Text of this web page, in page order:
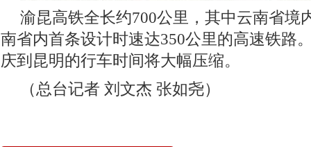
渝昆高铁全长约700公里，其中云南省境
南省内首条设计时速达350公里的高速铁路
庆到昆明的行车时间将大幅压缩。
（总台记者 刘文杰 张如尧）